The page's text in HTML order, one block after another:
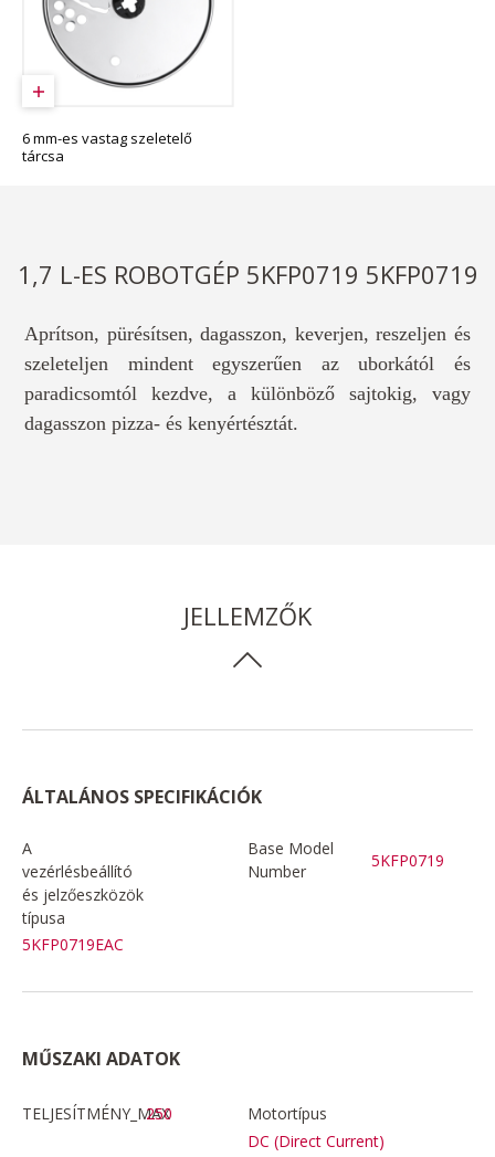
6 mm-es vastag szeletelő
tárcsa
1,7 L-ES ROBOTGÉP 5KFP0719 5KFP0719
Aprítson, pürésítsen, dagasszon, keverjen, reszeljen és
szeleteljen mindent egyszerűen az uborkától és
paradicsomtól kezdve, a különböző sajtokig, vagy
dagasszon pizza- és kenyértésztát.
JELLEMZŐK
ÁLTALÁNOS SPECIFIKÁCIÓK
A
vezérlésbeállító
és jelzőeszközök
típusa
5KFP0719EAC
Base Model
Number
5KFP0719
MŰSZAKI ADATOK
TELJESÍTMÉNY_MAX
250
Motortípus
DC (Direct Current)